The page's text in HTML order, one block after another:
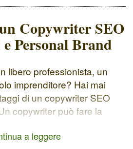
Copywriter SEO
Personal Brand
libero professionista, un
imprenditore? Hai mai
di un copywriter SEO
copywriter può fare la
i tuoi obiettivi di
a leggere